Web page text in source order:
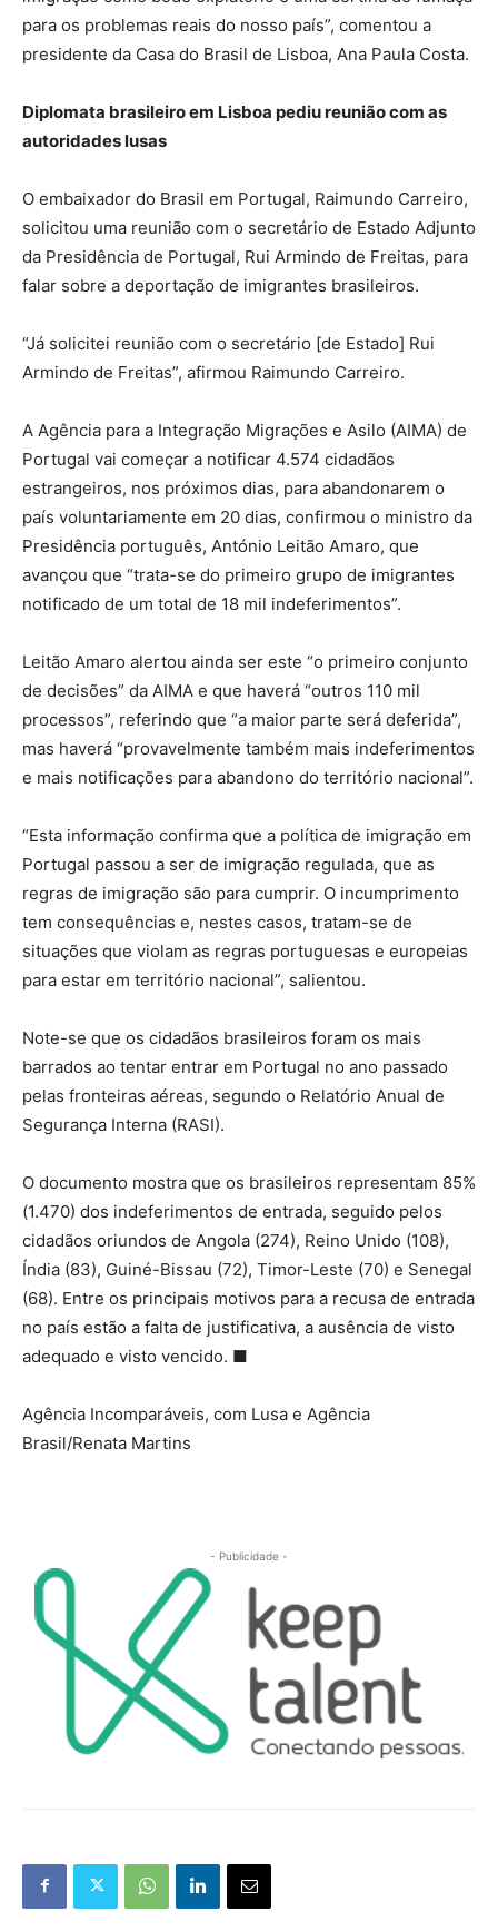
para os problemas reais do nosso país”, comentou a
presidente da Casa do Brasil de Lisboa, Ana Paula Costa.
Diplomata brasileiro em Lisboa pediu reunião com as
autoridades lusas
O embaixador do Brasil em Portugal, Raimundo Carreiro,
solicitou uma reunião com o secretário de Estado Adjunto
da Presidência de Portugal, Rui Armindo de Freitas, para
falar sobre a deportação de imigrantes brasileiros.
“Já solicitei reunião com o secretário [de Estado] Rui
Armindo de Freitas”, afirmou Raimundo Carreiro.
A Agência para a Integração Migrações e Asilo (AIMA) de
Portugal vai começar a notificar 4.574 cidadãos
estrangeiros, nos próximos dias, para abandonarem o
país voluntariamente em 20 dias, confirmou o ministro da
Presidência português, António Leitão Amaro, que
avançou que “trata-se do primeiro grupo de imigrantes
notificado de um total de 18 mil indeferimentos”.
Leitão Amaro alertou ainda ser este “o primeiro conjunto
de decisões” da AIMA e que haverá “outros 110 mil
processos”, referindo que “a maior parte será deferida”,
mas haverá “provavelmente também mais indeferimentos
e mais notificações para abandono do território nacional”.
“Esta informação confirma que a política de imigração em
Portugal passou a ser de imigração regulada, que as
regras de imigração são para cumprir. O incumprimento
tem consequências e, nestes casos, tratam-se de
situações que violam as regras portuguesas e europeias
para estar em território nacional”, salientou.
Note-se que os cidadãos brasileiros foram os mais
barrados ao tentar entrar em Portugal no ano passado
pelas fronteiras aéreas, segundo o Relatório Anual de
Segurança Interna (RASI).
O documento mostra que os brasileiros representam 85%
(1.470) dos indeferimentos de entrada, seguido pelos
cidadãos oriundos de Angola (274), Reino Unido (108),
Índia (83), Guiné-Bissau (72), Timor-Leste (70) e Senegal
(68). Entre os principais motivos para a recusa de entrada
no país estão a falta de justificativa, a ausência de visto
adequado e visto vencido. ■
Agência Incomparáveis, com Lusa e Agência
Brasil/Renata Martins
- Publicidade -